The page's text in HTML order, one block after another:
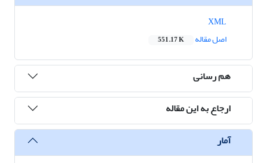
اصل مقاله
551.17 K
هم رسانی
ارجاع به این مقاله
آمار